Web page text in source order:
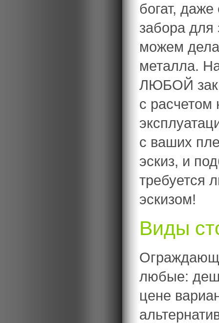
богат,
забора для
можем
металла.
ЛЮБОЙ
с
с ваших
эскиз, и
требуется
эскизом!
Виды
любые:
цене